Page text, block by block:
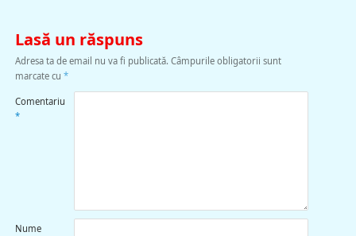
Lasă un răspuns
Adresa ta de email nu va fi publicată. Câmpurile obligatorii sunt
marcate cu *
Comentariu
*
Nume